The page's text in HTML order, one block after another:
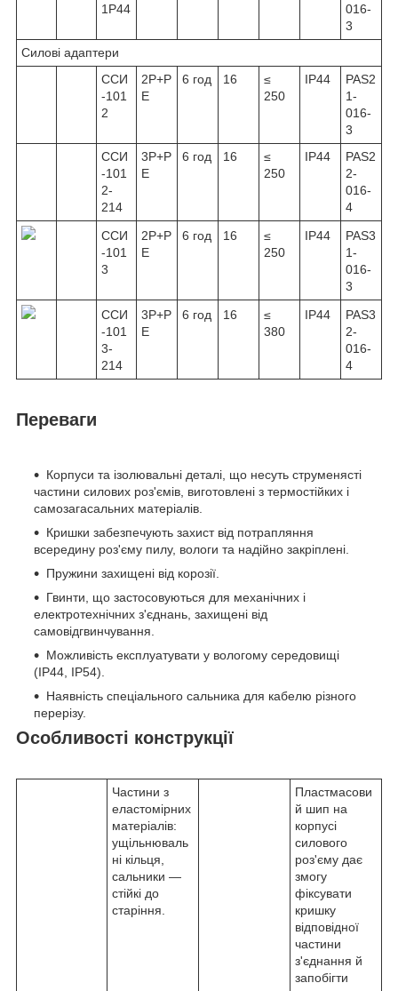
1Р44
016-
3
Силові адаптери
ССИ
-101
2
2Р+Р
Е
6 год 16
≤
250
IP44
PAS2
1-
016-
3
ССИ
-101
2-
214
3Р+Р
Е
6 год 16
≤
250
IP44
PAS2
2-
016-
4
ССИ
-101
3
2Р+Р
Е
6 год 16
≤
250
IP44
PAS3
1-
016-
3
ССИ
-101
3-
214
3Р+Р
Е
6 год 16
≤
380
IP44
PAS3
2-
016-
4
Переваги
Корпуси та ізолювальні деталі, що несуть струменясті
частини силових роз'ємів, виготовлені з термостійких і
самозагасальних матеріалів.
Кришки забезпечують захист від потрапляння
всередину роз'єму пилу, вологи та надійно закріплені.
Пружини захищені від корозії.
Гвинти, що застосовуються для механічних і
електротехнічних з'єднань, захищені від
самовідгвинчування.
Можливість експлуатувати у вологому середовищі
(IP44, IP54).
Наявність спеціального сальника для кабелю різного
перерізу.
Особливості конструкції
Частини з
еластомірних
матеріалів:
ущільнюваль
ні кільця,
сальники —
стійкі до
старіння.
Пластмасови
й шип на
корпусі
силового
роз'єму дає
змогу
фіксувати
кришку
відповідної
частини
з'єднання й
запобігти